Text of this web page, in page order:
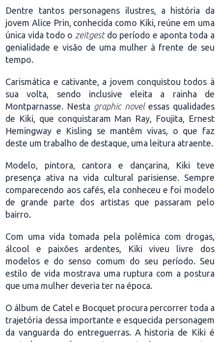
Dentre tantos personagens ilustres, a história da
jovem Alice Prin, conhecida como Kiki, reúne em uma
única vida todo o zeitgestdo período e aponta toda a
genialidade e visão de uma mulher à frente de seu
tempo.
Carismática e cativante, a jovem conquistou todos à
sua volta, sendo inclusive eleita a rainha de
Montparnasse. Nesta graphic novelessas qualidades
de Kiki, que conquistaram Man Ray, Foujita, Ernest
Hemingway e Kisling se mantêm vivas, o que faz
deste um trabalho de destaque, uma leitura atraente.
Modelo, pintora, cantora e dançarina, Kiki teve
presença ativa na vida cultural parisiense. Sempre
comparecendo aos cafés, ela conheceu e foi modelo
de grande parte dos artistas que passaram pelo
bairro.
Com uma vida tomada pela polêmica com drogas,
álcool e paixões ardentes, Kiki viveu livre dos
modelos e do senso comum do seu período. Seu
estilo de vida mostrava uma ruptura com a postura
que uma mulher deveria ter na época.
O álbum de Catel e Bocquet procura percorrer toda a
trajetória dessa importante e esquecida personagem
da vanguarda do entreguerras. A historia de Kiki é